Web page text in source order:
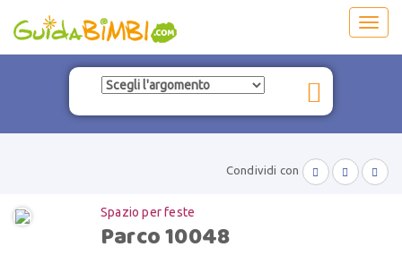
Condividi con   
Spazio per feste
Parco 10048